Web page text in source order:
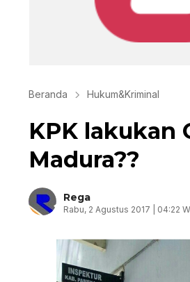
Beranda Hukum&Kriminal
KPK lakukan
Madura??
Rega
Rabu, 2 Agustus 2017 | 04:22